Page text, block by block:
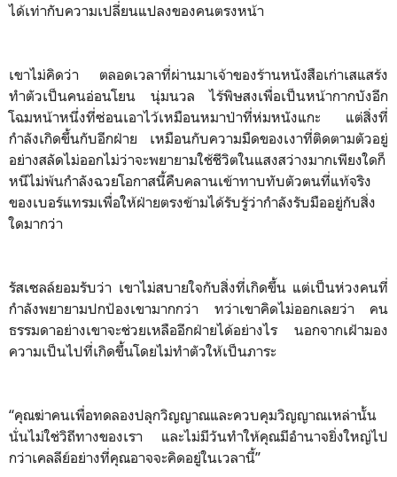
ได้เท่ากับความเปลี่ยนแปลงของคนตรงหน้า
เขาไม่คิดว่า ตลอดเวลาที่ผ่านมาเจ้าของร้านหนังสือเก่าเสแสร้ง
ทำตัวเป็นคนอ่อนโยน นุ่มนวล ไร้พิษสงเพื่อเป็นหน้ากากบังอีก
โฉมหน้าหนึ่งที่ซ่อนเอาไว้เหมือนหมาป่าที่ห่มหนังแกะ แต่สิ่งที่
กำลังเกิดขึ้นกับอีกฝ่าย เหมือนกับความมืดของเงาที่ติดตามตัวอยู่
อย่างสลัดไม่ออกไม่ว่าจะพยายามใช้ชีวิตในแสงสว่างมากเพียงใดก็
หนีไม่พ้นกำลังฉวยโอกาสนี้คืบคลานเข้าทาบทับตัวตนที่แท้จริง
ของเบอร์แทรมเพื่อให้ฝ่ายตรงข้ามได้รับรู้ว่ากำลังรับมืออยู่กับสิ่ง
ใดมากว่า
รัสเซลล์ยอมรับว่า เขาไม่สบายใจกับสิ่งที่เกิดขึ้น แต่เป็นห่วงคนที่
กำลังพยายามปกป้องเขามากกว่า ทว่าเขาคิดไม่ออกเลยว่า คน
ธรรมดาอย่างเขาจะช่วยเหลืออีกฝ่ายได้อย่างไร นอกจากเฝ้ามอง
ความเป็นไปที่เกิดขึ้นโดยไม่ทำตัวให้เป็นภาระ
“คุณฆ่าคนเพื่อทดลองปลุกวิญญาณและควบคุมวิญญาณเหล่านั้น
นั่นไม่ใช่วิถีทางของเรา และไม่มีวันทำให้คุณมีอำนาจยิ่งใหญ่ไป
กว่าเคลลีย์อย่างที่คุณอาจจะคิดอยู่ในเวลานี้”